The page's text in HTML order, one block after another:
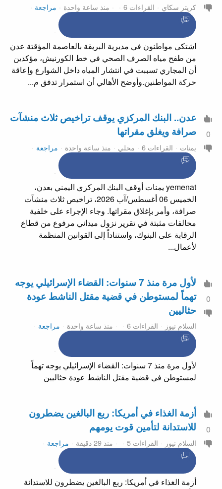
كريتر سكاي القراءات 6 منذ ساعة واحدة مراجعة
اشتكى مواطنون في مديرية البريقة بالعاصمة المؤقتة عدن
من طفح مياه الصرف الصحي في خط الكورنيش، مؤكدين
أن المجاري تسببت في انتشار المياه داخل الشوارع وإعاقة
حركة المواطنين.وأوضح الأهالي أن استمرار تدفق م...
0
عدن.. البنك المركزي يوقف تراخيص ثلاث منشآت
صرافة ويغلق مقراتها
يمنات القراءات 6 محلي منذ ساعة واحدة مراجعة
yemenat يمنات أوقف البنك المركزي اليمني بعدن،
الخميس 06 أغسطس/آب 2026، تراخيص ثلاث منشآت
صرافة، وأمر بإغلاق مقراتها. وجاء الإجراء على خلفية
مخالفات مثبتة في تقرير نزول ميداني مرفوع من قطاع
الرقابة على البنوك، واستناداً إلى القوانين المنظمة
لأعمال...
0
لأول مرة منذ 7 سنوات: القضاء الإسرائيلي يوجه
تهماً لمستوطن في قضية مقتل الناشط عودة
حثاليين
السلام نيوز القراءات 6 منذ ساعة واحدة مراجعة
لأول مرة منذ 7 سنوات: القضاء الإسرائيلي يوجه تهماً
لمستوطن في قضية مقتل الناشط عودة حثاليين
0
أزمة الغذاء في أمريكا: ربع البالغين يضطرون
للاستدانة لتأمين قوت يومهم
السلام نيوز القراءات 5 منذ 29 دقيقة مراجعة
أزمة الغذاء في أمريكا: ربع البالغين يضطرون للاستدانة